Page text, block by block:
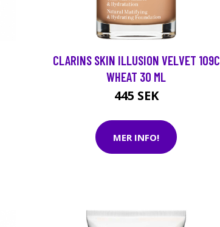
CLARINS SKIN ILLUSION VELVET 109C
WHEAT 30 ML
445 SEK
MER INFO!